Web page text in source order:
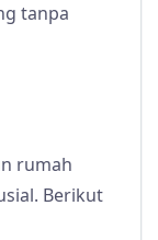
tanpa
rumah
Berikut